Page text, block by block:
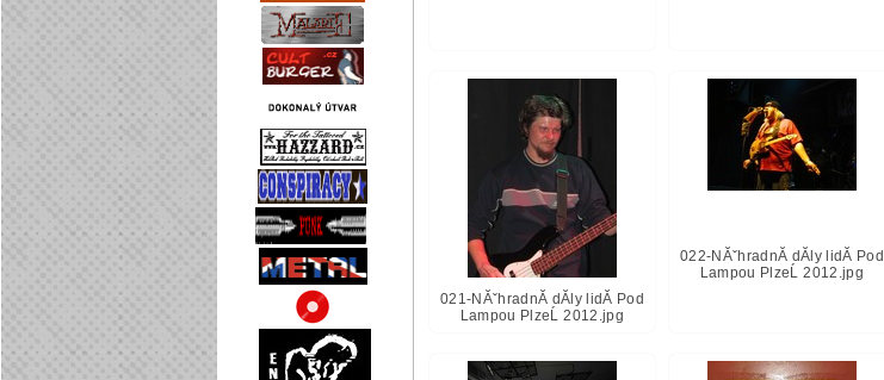
021-NĂˇhradnĂ­ dĂ­ly lidĂ­ Pod
Lampou PlzeĹ 2012.jpg
022-NĂˇhradnĂ­ dĂ­ly lidĂ­ Pod
Lampou PlzeĹ 2012.jpg